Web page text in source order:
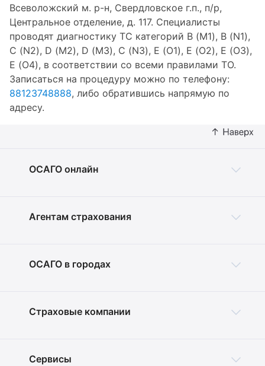
Всеволожский м. р-н, Свердловское г.п., п/р,
Центральное отделение, д. 117. Специалисты
проводят диагностику ТС категорий B (M1), B (N1),
C (N2), D (M2), D (M3), C (N3), E (O1), E (O2), E (O3),
E (O4), в соответствии со всеми правилами ТО.
Записаться на процедуру можно по телефону:
88123748888, либо обратившись напрямую по
адресу.
ОСАГО онлайн
Агентам страхования
ОСАГО в городах
Страховые компании
Сервисы